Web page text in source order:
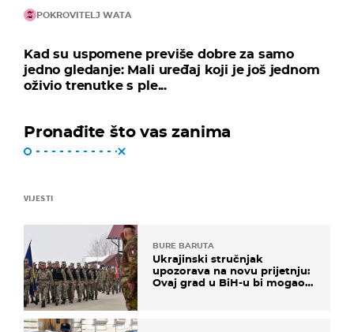
POKROVITELJ WATA
Kad su uspomene previše dobre za samo
jedno gledanje: Mali uređaj koji je još jednom
oživio trenutke s ple...
Pronađite što vas zanima
VIJESTI
BURE BARUTA
Ukrajinski stručnjak
upozorava na novu prijetnju:
Ovaj grad u BiH-u bi mogao